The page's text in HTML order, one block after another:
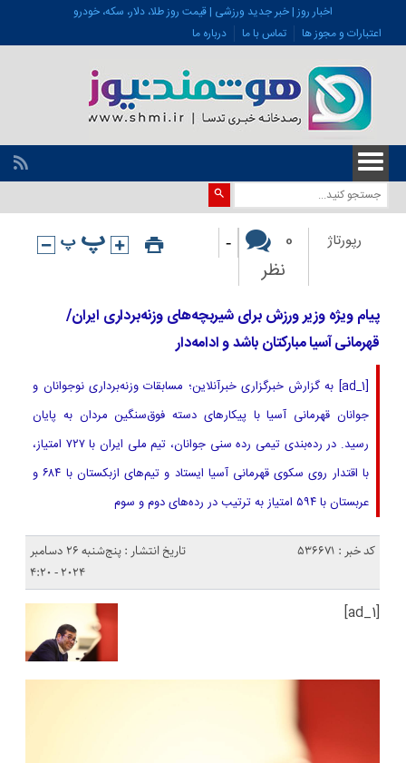
اخبار روز | خبر جدید ورزشی | قیمت روز طلا، دلار، سکه، خودرو
اعتبارات و مجوز ها
تماس با ما درباره ما
رپورتاژ
0
نظر
-
پیام ویژه وزیر ورزش برای شیربچه‌های وزنه‌برداری ایران/
قهرمانی آسیا مبارکتان باشد و ادامه‌دار
[ad_1] به گزارش خبرگزاری خبرآنلاین؛ مسابقات وزنه‌برداری نوجوانان و
جوانان قهرمانی آسیا با پیکارهای دسته فوق‌سنگین مردان به پایان
رسید. در رده‌بندی تیمی رده سنی جوانان، تیم ملی ایران با ۷۲۷ امتیاز،
با اقتدار روی سکوی قهرمانی آسیا ایستاد و تیم‌های ازبکستان با ۶۸۴ و
عربستان با ۵۹۴ امتیاز به ترتیب در رده‌های دوم و سوم
کد خبر : 536671
تاریخ انتشار : پنج‌شنبه 26 دسامبر
2024 - 4:20
[ad_1]